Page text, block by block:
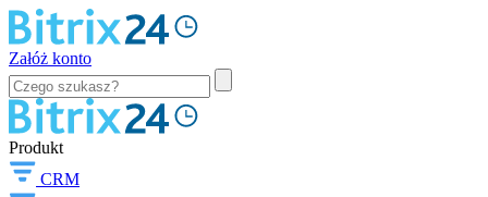
Załóż konto
Produkt
CRM